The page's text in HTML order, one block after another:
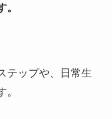
テップや、日常生